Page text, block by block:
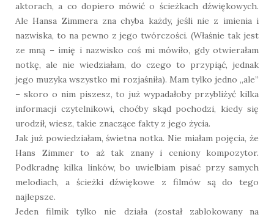
aktorach, a co dopiero mówić o ścieżkach dźwiękowych.
Ale Hansa Zimmera zna chyba każdy, jeśli nie z imienia i
nazwiska, to na pewno z jego twórczości. (Właśnie tak jest
ze mną – imię i nazwisko coś mi mówiło, gdy otwierałam
notkę, ale nie wiedziałam, do czego to przypiąć, jednak
jego muzyka wszystko mi rozjaśniła). Mam tylko jedno „ale”
– skoro o nim piszesz, to już wypadałoby przybliżyć kilka
informacji czytelnikowi, choćby skąd pochodzi, kiedy się
urodził, wiesz, takie znaczące fakty z jego życia.
Jak już powiedziałam, świetna notka. Nie miałam pojęcia, że
Hans Zimmer to aż tak znany i ceniony kompozytor.
Podkradnę kilka linków, bo uwielbiam pisać przy samych
melodiach, a ścieżki dźwiękowe z filmów są do tego
najlepsze.
Jeden filmik tylko nie działa (został zablokowany na